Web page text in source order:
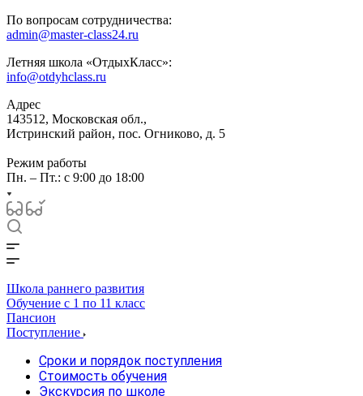
По вопросам сотрудничества:
admin@master-class24.ru
Летняя школа «ОтдыхКласс»:
info@otdyhclass.ru
Адрес
143512, Московская обл.,
Истринский район, пос. Огниково, д. 5
Режим работы
Пн. – Пт.: с 9:00 до 18:00
Школа раннего развития
Обучение с 1 по 11 класс
Пансион
Поступление
Сроки и порядок поступления
Стоимость обучения
Экскурсия по школе